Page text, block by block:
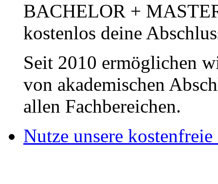
BACHELOR +
kostenlos deine
Seit 2010 ermöglichen
von akademischen
allen Fachbereichen.
Nutze unsere